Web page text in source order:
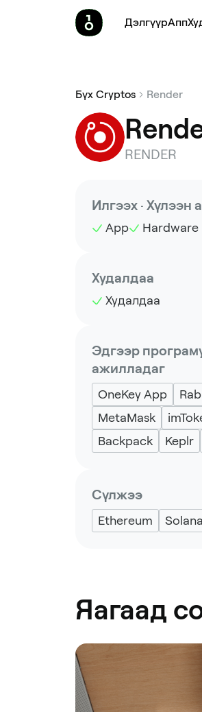
ДэлгүүрАпп
Бүх Cryptos Render
RENDER
Илгээх · Хүлээн
App Hardware
Худалдаа
Худалдаа
Эдгээр
ажилладаг
OneKey App
MetaMask
Backpack
Keplr
Сүлжээ
Ethereum Solana
Яагаад